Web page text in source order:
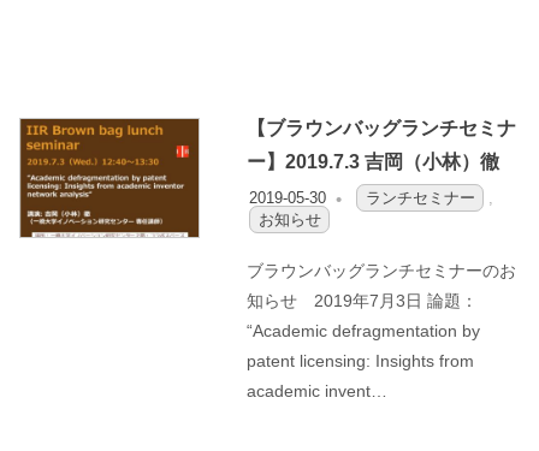
【ブラウンバッグランチセミナ
ー】2019.7.3 吉岡（小林）徹
2019-05-30 OFO2_TESTIIR
ランチセミナー
お知らせ
ブラウンバッグランチセミナーのお
知らせ 2019年7月3日 論題：
“Academic defragmentation by
patent licensing: Insights from
academic invent…